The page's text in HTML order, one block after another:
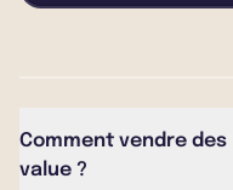
Comment vendre des
value ?